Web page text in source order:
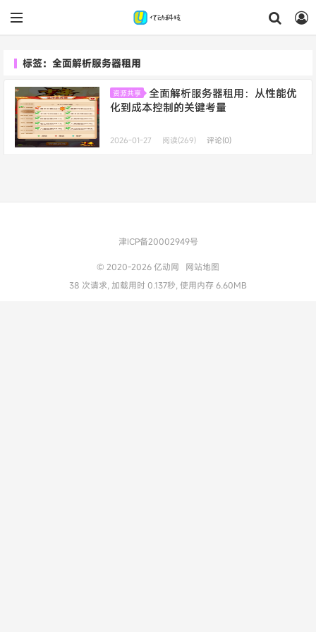
标签：全面解析服务器租用
资源共享
全面解析服务器租用：从性能优
化到成本控制的关键考量
2026-01-27 阅读(269) 评论(0)
津ICP备20002949号
© 2020-2026亿动网
网站地图
38 次请求, 加载用时 0.137秒, 使用内存 6.60MB